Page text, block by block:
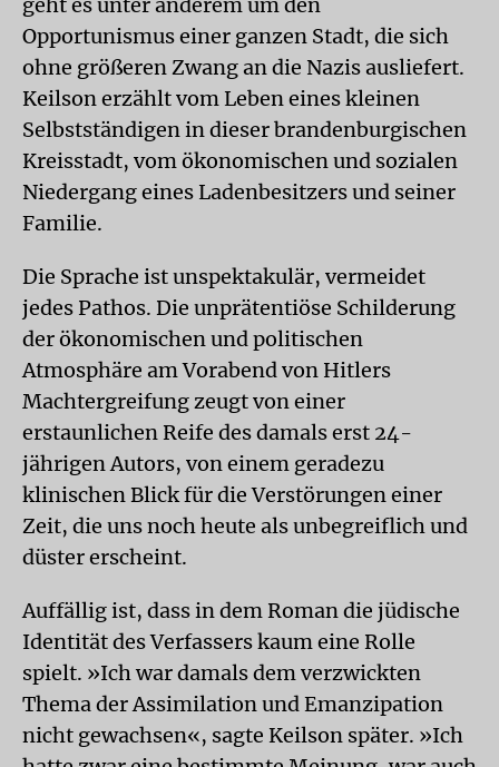
Opportunismus einer ganzen Stadt, die sich
ohne größeren Zwang an die Nazis ausliefert.
Keilson erzählt vom Leben eines kleinen
Selbstständigen in dieser brandenburgischen
Kreisstadt, vom ökonomischen und sozialen
Niedergang eines Ladenbesitzers und seiner
Familie.
Die Sprache ist unspektakulär, vermeidet
jedes Pathos. Die unprätentiöse Schilderung
der ökonomischen und politischen
Atmosphäre am Vorabend von Hitlers
Machtergreifung zeugt von einer
erstaunlichen Reife des damals erst 24-
jährigen Autors, von einem geradezu
klinischen Blick für die Verstörungen einer
Zeit, die uns noch heute als unbegreiflich und
düster erscheint.
Auffällig ist, dass in dem Roman die jüdische
Identität des Verfassers kaum eine Rolle
spielt. »Ich war damals dem verzwickten
Thema der Assimilation und Emanzipation
nicht gewachsen«, sagte Keilson später. »Ich